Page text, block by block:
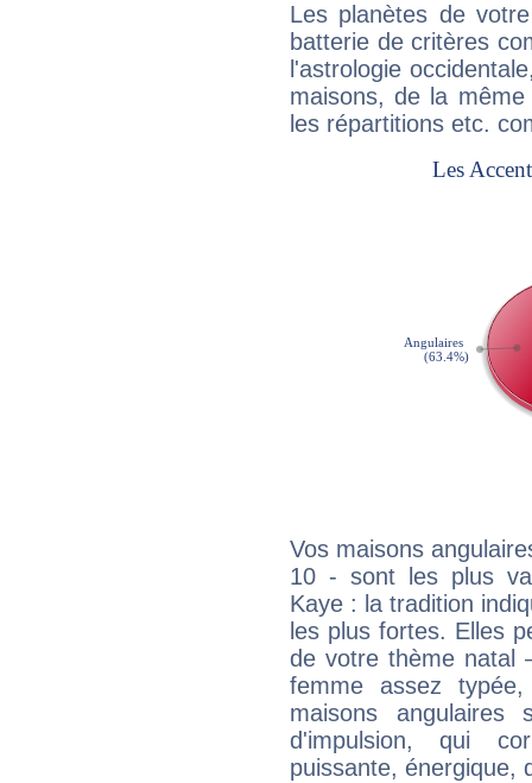
Les planètes de
batterie de critères
l'astrologie
maisons, de la
les répartitions etc.
Vos maisons
10 - sont les plus
Kaye : la tradition
les plus fortes. Elles
de votre thème natal
femme assez
maisons
d'impulsion, qui
puissante, énergique,